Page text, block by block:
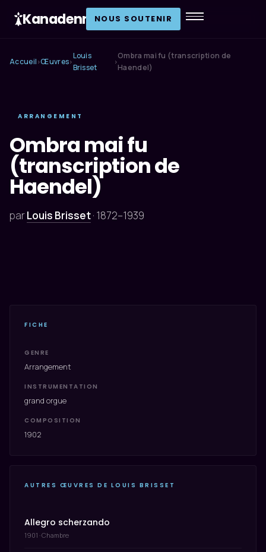
Kanadenn NOUS SOUTENIR
Accueil ›Œuvres›
Louis
Brisset
›
Ombra mai fu (transcription de
Haendel)
ARRANGEMENT
Ombra mai fu
(transcription de
Haendel)
parLouis Brisset· 1872–1939
FICHE
GENRE
Arrangement
INSTRUMENTATION
grand orgue
COMPOSITION
1902
AUTRES ŒUVRES DE LOUIS BRISSET
Allegro scherzando
1901 · Chambre